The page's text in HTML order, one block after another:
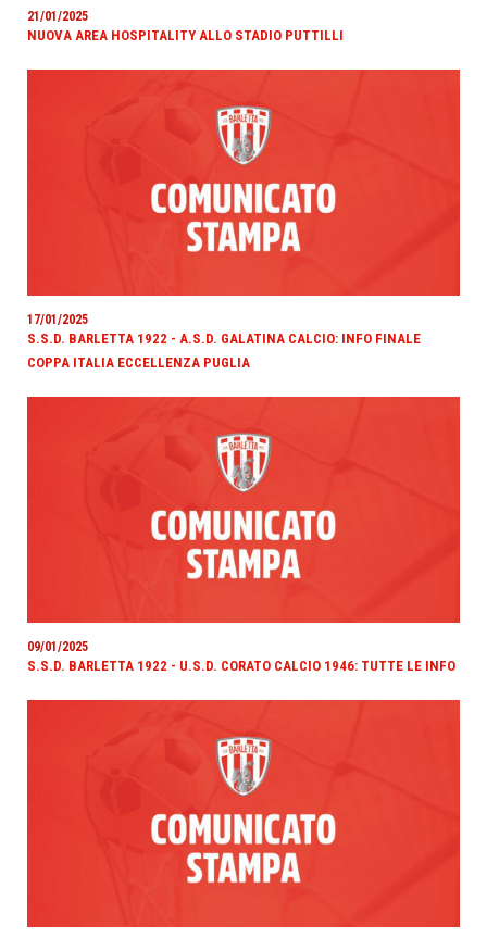
21/01/2025
NUOVA AREA HOSPITALITY ALLO STADIO PUTTILLI
17/01/2025
S.S.D. BARLETTA 1922 - A.S.D. GALATINA CALCIO: INFO FINALE
COPPA ITALIA ECCELLENZA PUGLIA
09/01/2025
S.S.D. BARLETTA 1922 - U.S.D. CORATO CALCIO 1946: TUTTE LE INFO